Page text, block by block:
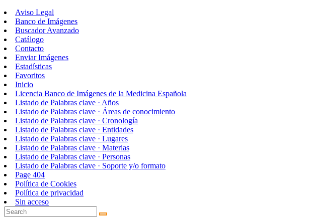
Aviso Legal
Banco de Imágenes
Buscador Avanzado
Catálogo
Contacto
Enviar Imágenes
Estadísticas
Favoritos
Inicio
Licencia Banco de Imágenes de la Medicina Española
Listado de Palabras clave · Años
Listado de Palabras clave · Áreas de conocimiento
Listado de Palabras clave · Cronología
Listado de Palabras clave · Entidades
Listado de Palabras clave · Lugares
Listado de Palabras clave · Materias
Listado de Palabras clave · Personas
Listado de Palabras clave · Soporte y/o formato
Page 404
Política de Cookies
Política de privacidad
Sin acceso